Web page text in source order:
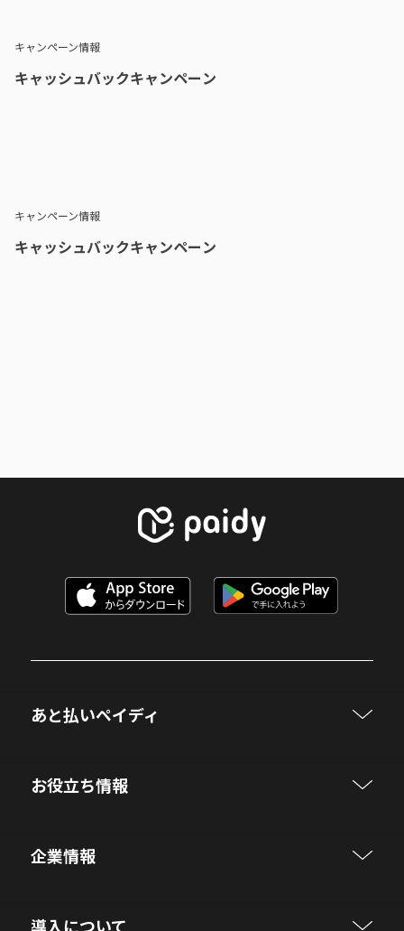
キャンペーン情報
キャッシュバックキャンペーン
キャンペーン情報
キャッシュバックキャンペーン
あと払いペイディ
お役立ち情報
企業情報
導入について